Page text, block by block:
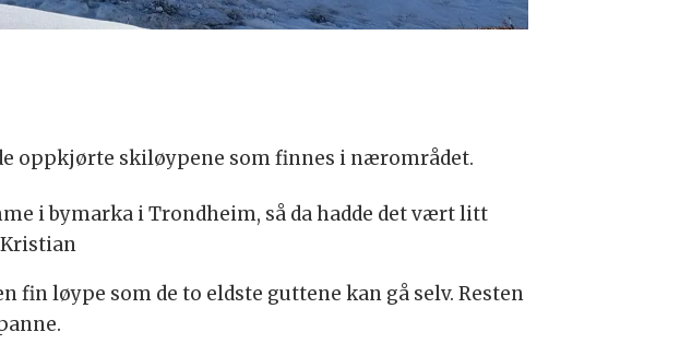
oppkjørte skiløypene som finnes i nærområdet.
i bymarka i Trondheim, så da hadde det vært litt
løype som de to eldste guttene kan gå selv. Resten